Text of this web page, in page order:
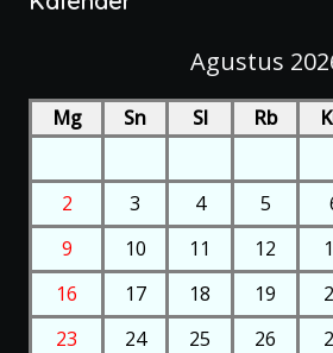
Agustus
Mg Sn Sl Rb
2
3 4 5
9
10 11 12
16
17 18 19
23
24 25 26